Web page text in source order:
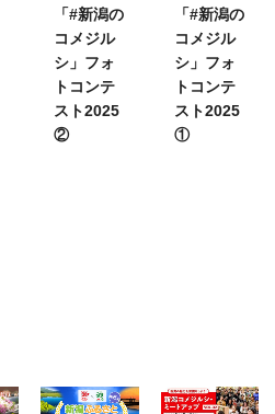
「#新潟の
コメジル
シ」フォ
トコンテ
スト2025
②
「#新潟の
コメジル
シ」フォ
トコンテ
スト2025
①